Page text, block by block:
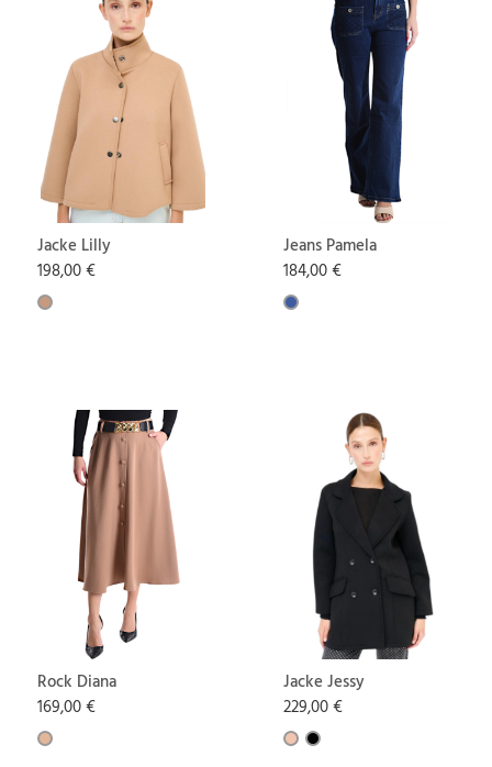
Jacke Lilly
198,00 €
Jeans Pamela
184,00 €
Rock Diana
169,00 €
Jacke Jessy
229,00 €